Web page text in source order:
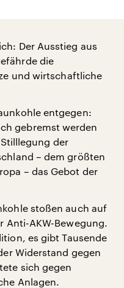
Der Ausstieg aus
die
und wirtschaftliche
entgegen:
gebremst werden
der
– dem größten
– das Gebot der
stoßen auch auf
Anti-AKW-Bewegung.
es gibt Tausende
Widerstand gegen
sich gegen
Anlagen.